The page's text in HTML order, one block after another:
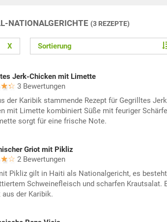
NATIONALGERICHTE (3 REZEPTE)
X Sortierung
Jerk-Chicken mit Limette
3 Bewertungen
der Karibik stammende Rezept für Gegrilltes Jerk
mit Limette kombiniert Süße mit feuriger
sorgt für eine frische Note.
Griot mit Pikliz
2 Bewertungen
Pikliz gilt in Haiti als Nationalgericht, es besteht
Schweinefleisch und scharfen Krautsalat.
aus der Karibik.